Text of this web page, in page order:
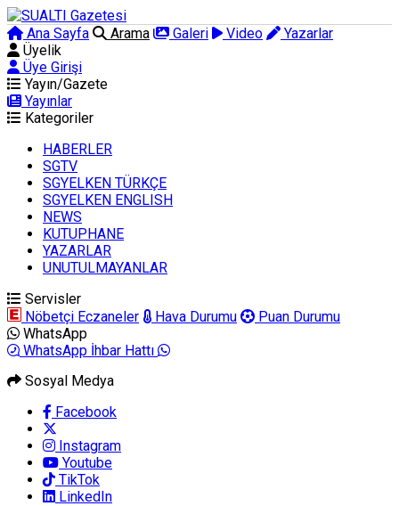
Ana Sayfa Arama Galeri Video
Yazarlar
Üyelik
Üye Girişi
Yayın/Gazete
Yayınlar
Kategoriler
HABERLER
SGTV
SGYELKEN TÜRKÇE
SGYELKEN ENGLISH
NEWS
KUTUPHANE
YAZARLAR
UNUTULMAYANLAR
Servisler
Nöbetçi Eczaneler
Hava Durumu
Puan Durumu
WhatsApp
WhatsApp İhbar Hattı
Sosyal Medya
Facebook
Instagram
Youtube
TikTok
LinkedIn